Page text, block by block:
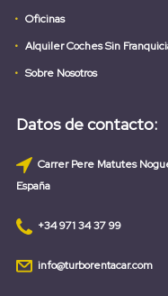
Oficinas
Alquiler Coches Sin
Sobre Nosotros
Datos de contacto:
Carrer Pere Matutes
España
+34 971 34 37 99
info@turborentacar.com